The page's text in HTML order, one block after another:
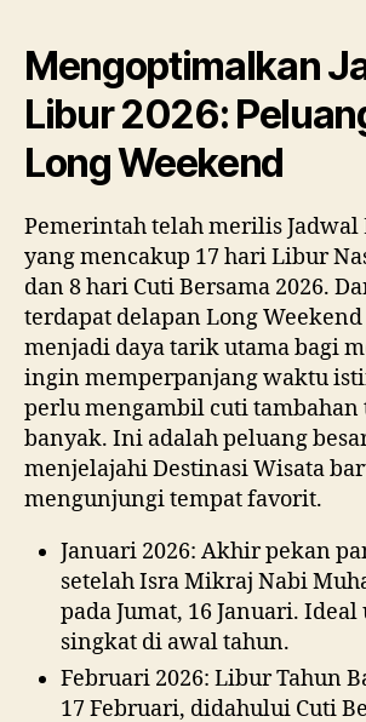
Mengoptimalkan
Libur 2026:
Long Weekend
Pemerintah telah merilis Jadwal
yang mencakup 17 hari Libur
dan 8 hari Cuti Bersama 2026.
terdapat delapan Long Weekend
menjadi daya tarik utama bagi
ingin memperpanjang waktu
perlu mengambil cuti
banyak. Ini adalah peluang
menjelajahi Destinasi Wisata
mengunjungi tempat favorit.
Januari 2026: Akhir pekan
setelah Isra Mikraj Nabi
pada Jumat, 16 Januari.
singkat di awal tahun.
Februari 2026: Libur Tahun
17 Februari, didahului Cuti